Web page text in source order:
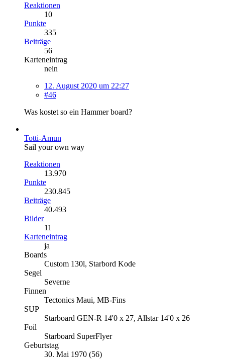
Reaktionen
10
Punkte
335
Beiträge
56
Karteneintrag
nein
12. August 2020 um 22:27
#46
Was kostet so ein Hammer board?
Totti-Amun
Sail your own way
Reaktionen
13.970
Punkte
230.845
Beiträge
40.493
Bilder
11
Karteneintrag
ja
Boards
Custom 130l, Starbord Kode
Segel
Severne
Finnen
Tectonics Maui, MB-Fins
SUP
Starboard GEN-R 14'0 x 27, Allstar 14'0 x 26
Foil
Starboard SuperFlyer
Geburtstag
30. Mai 1970 (56)